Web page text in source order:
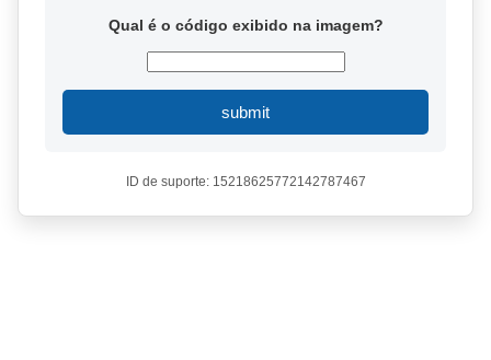
Qual é o código exibido na imagem?
submit
ID de suporte: 15218625772142787467